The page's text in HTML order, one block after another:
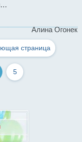
Алина Огонек
страница
5